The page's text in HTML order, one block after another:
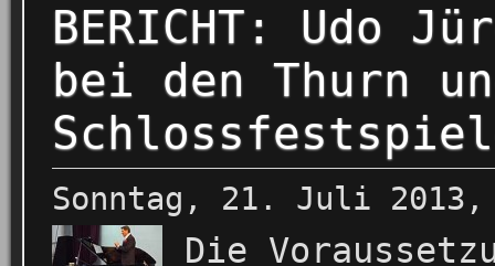
BERICHT: Udo
bei den Thurn
Sonntag, 21. Juli 2013,
Die